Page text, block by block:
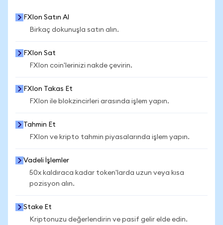
FXIon Satın Al
Birkaç dokunuşla satın alın.
FXIon Sat
FXIon coin'lerinizi nakde çevirin.
FXIon Takas Et
FXIon ile blokzincirleri arasında işlem yapın.
Tahmin Et
FXIon ve kripto tahmin piyasalarında işlem yapın.
Vadeli İşlemler
50x kaldıraca kadar token'larda uzun veya kısa
pozisyon alın.
Stake Et
Kriptonuzu değerlendirin ve pasif gelir elde edin.